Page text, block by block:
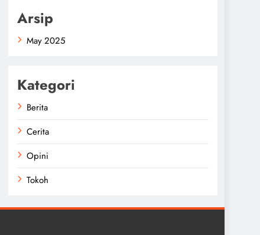
Arsip
May 2025
Kategori
Berita
Cerita
Opini
Tokoh